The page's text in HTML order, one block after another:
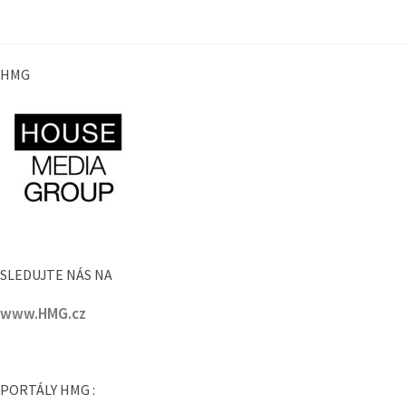
SLEDUJTE NÁS NA
PORTÁLY HMG :
www.menhouse.cz